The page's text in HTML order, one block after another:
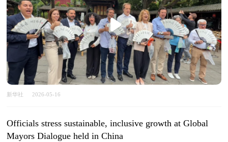
新华社 2026-05-16
Officials stress sustainable, inclusive growth at Global
Mayors Dialogue held in China